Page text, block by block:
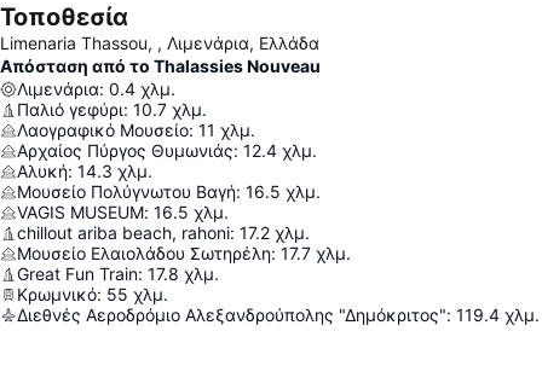
Τοποθεσία
Limenaria Thassou, , Λιμενάρια, Ελλάδα
Απόσταση από το Thalassies Nouveau
Λιμενάρια: 0.4 χλμ.
Παλιό γεφύρι: 10.7 χλμ.
Λαογραφικό Μουσείο: 11 χλμ.
Αρχαίος Πύργος Θυμωνιάς: 12.4 χλμ.
Αλυκή: 14.3 χλμ.
Μουσείο Πολύγνωτου Βαγή: 16.5 χλμ.
VAGIS MUSEUM: 16.5 χλμ.
chillout ariba beach, rahoni: 17.2 χλμ.
Μουσείο Ελαιολάδου Σωτηρέλη: 17.7 χλμ.
Great Fun Train: 17.8 χλμ.
Κρωμνικό: 55 χλμ.
Διεθνές Αεροδρόμιο Αλεξανδρούπολης "Δημόκριτος": 119.4 χλμ.